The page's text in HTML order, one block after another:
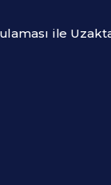
ile